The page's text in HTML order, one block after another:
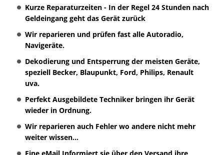
Kurze Reparaturzeiten - In der Regel 24 Stunden nach
Geldeingang geht das Gerät zurück
Wir reparieren und prüfen fast alle Autoradio,
Navigeräte.
Dekodierung und Entsperrung der meisten Geräte,
speziell Becker, Blaupunkt, Ford, Philips, Renault
uva.
Perfekt Ausgebildete Techniker bringen ihr Gerät
wieder in Ordnung.
Wir reparieren auch Fehler wo andere nicht mehr
weiter wissen...